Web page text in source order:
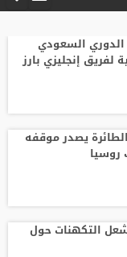
الدوري السعودي
لفريق إنجليزي بارز
يصدر موقفه
روسيا
التكهنات حول